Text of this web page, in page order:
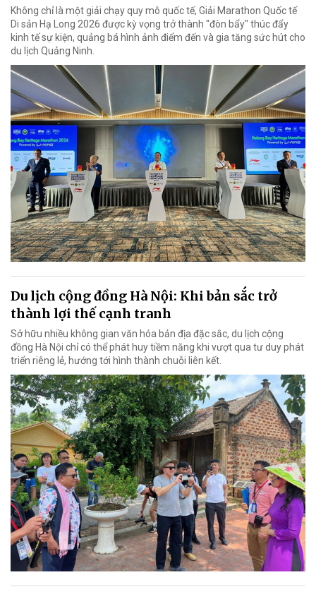
Không chỉ là một giải chạy quy mô quốc tế, Giải Marathon Quốc tế
Di sản Hạ Long 2026 được kỳ vọng trở thành "đòn bẩy" thúc đẩy
kinh tế sự kiện, quảng bá hình ảnh điểm đến và gia tăng sức hút cho
du lịch Quảng Ninh.
Du lịch cộng đồng Hà Nội: Khi bản sắc trở
thành lợi thế cạnh tranh
Sở hữu nhiều không gian văn hóa bản địa đặc sắc, du lịch cộng
đồng Hà Nội chỉ có thể phát huy tiềm năng khi vượt qua tư duy phát
triển riêng lẻ, hướng tới hình thành chuỗi liên kết.